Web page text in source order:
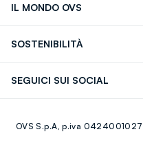
IL MONDO OVS
Giftcard
SOSTENIBILITÀ
SEGUICI SUI SOCIAL
Youtube
OVS S.p.A, p.iva